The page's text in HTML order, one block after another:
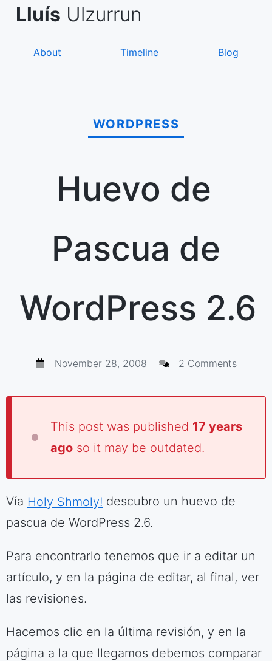
SkipLluís Ulzurrun
About Timeline Blog
WORDPRESS
Huevo de
Pascua de
WordPress 2.6
November 28, 2008 2 Comments
This post was published 17 years
ago so it may be outdated.
Vía Holy Shmoly! descubro un huevo de
pascua de WordPress 2.6.
Para encontrarlo tenemos que ir a editar un
artículo, y en la página de editar, al final, ver
las revisiones.
Hacemos clic en la última revisión, y en la
página a la que llegamos debemos comparar